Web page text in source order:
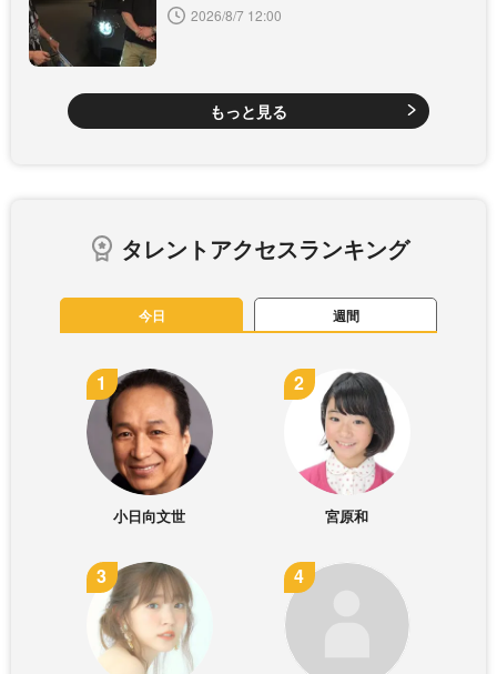
2026/8/7 12:00
もっと見る
タレントアクセスランキング
今日 週間
小日向文世 宮原和